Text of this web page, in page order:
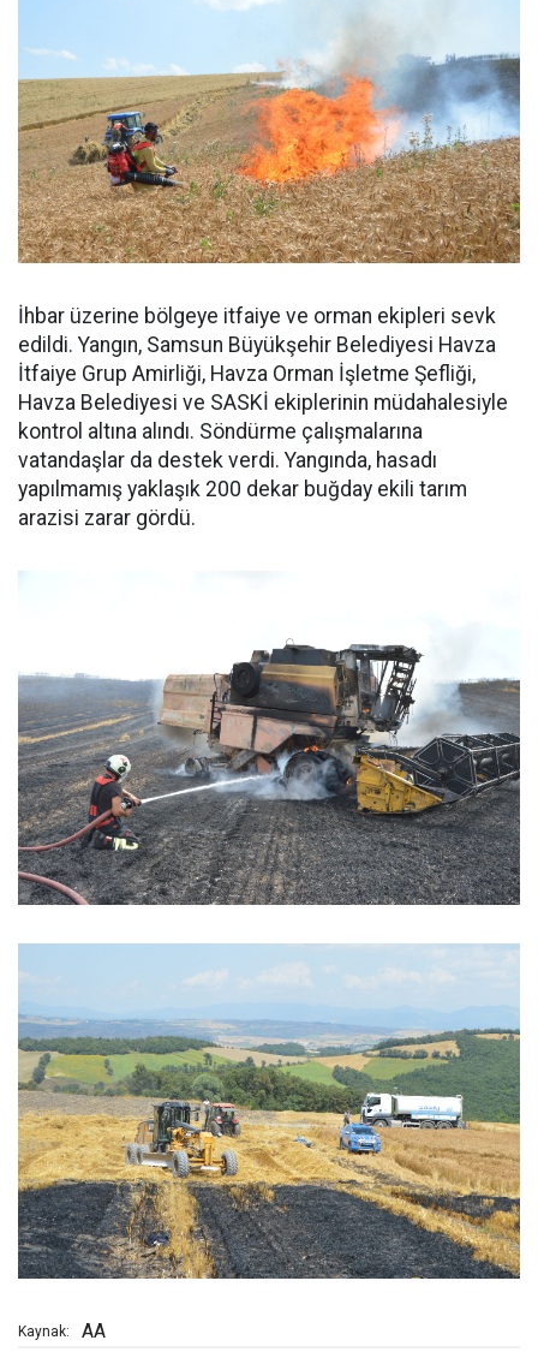
İhbar üzerine bölgeye itfaiye ve orman ekipleri sevk
edildi. Yangın, Samsun Büyükşehir Belediyesi Havza
İtfaiye Grup Amirliği, Havza Orman İşletme Şefliği,
Havza Belediyesi ve SASKİ ekiplerinin müdahalesiyle
kontrol altına alındı. Söndürme çalışmalarına
vatandaşlar da destek verdi. Yangında, hasadı
yapılmamış yaklaşık 200 dekar buğday ekili tarım
arazisi zarar gördü.
Kaynak: AA